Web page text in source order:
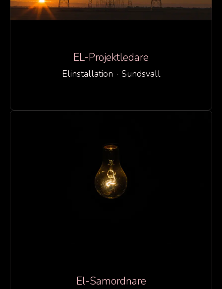
EL-Projektledare
Elinstallation · Sundsvall
El-Samordnare